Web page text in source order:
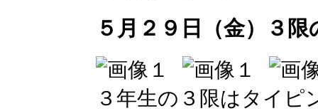
５月２９日（金）３
３年生の３限はタイピ